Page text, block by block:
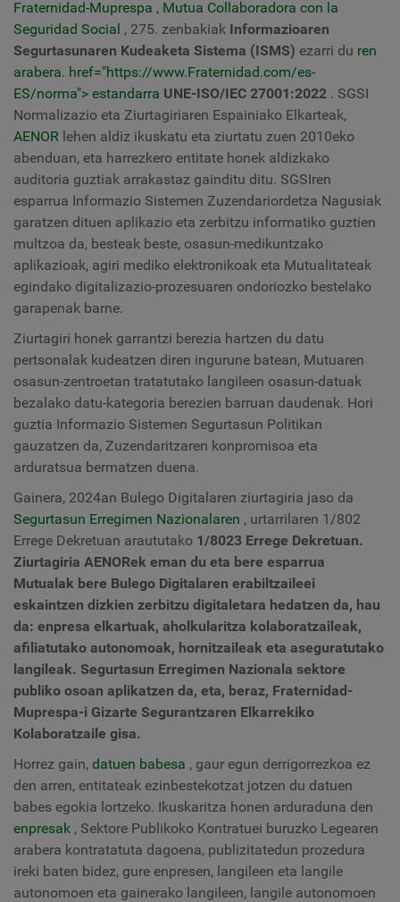
Fraternidad-Muprespa , Mutua Collaboradora con la
Seguridad Social , 275. zenbakiak Informazioaren
Segurtasunaren Kudeaketa Sistema (ISMS) ezarri du ren
arabera. href="https://www.Fraternidad.com/es-
ES/norma"> estandarra UNE-ISO/IEC 27001:2022 . SGSI
Normalizazio eta Ziurtagiriaren Espainiako Elkarteak,
AENOR lehen aldiz ikuskatu eta ziurtatu zuen 2010eko
abenduan, eta harrezkero entitate honek aldizkako
auditoria guztiak arrakastaz gainditu ditu. SGSIren
esparrua Informazio Sistemen Zuzendariordetza Nagusiak
garatzen dituen aplikazio eta zerbitzu informatiko guztien
multzoa da, besteak beste, osasun-medikuntzako
aplikazioak, agiri mediko elektronikoak eta Mutualitateak
egindako digitalizazio-prozesuaren ondoriozko bestelako
garapenak barne.
Ziurtagiri honek garrantzi berezia hartzen du datu
pertsonalak kudeatzen diren ingurune batean, Mutuaren
osasun-zentroetan tratatutako langileen osasun-datuak
bezalako datu-kategoria berezien barruan daudenak. Hori
guztia Informazio Sistemen Segurtasun Politikan
gauzatzen da, Zuzendaritzaren konpromisoa eta
arduratsua bermatzen duena.
Gainera, 2024an Bulego Digitalaren ziurtagiria jaso da
Segurtasun Erregimen Nazionalaren , urtarrilaren 1/802
Errege Dekretuan araututako 1/8023 Errege Dekretuan.
Ziurtagiria AENORek eman du eta bere esparrua
Mutualak bere Bulego Digitalaren erabiltzaileei
eskaintzen dizkien zerbitzu digitaletara hedatzen da, hau
da: enpresa elkartuak, aholkularitza kolaboratzaileak,
afiliatutako autonomoak, hornitzaileak eta aseguratutako
langileak. Segurtasun Erregimen Nazionala sektore
publiko osoan aplikatzen da, eta, beraz, Fraternidad-
Muprespa-i Gizarte Segurantzaren Elkarrekiko
Kolaboratzaile gisa.
Horrez gain, datuen babesa , gaur egun derrigorrezkoa ez
den arren, entitateak ezinbestekotzat jotzen du datuen
babes egokia lortzeko. Ikuskaritza honen arduraduna den
enpresak , Sektore Publikoko Kontratuei buruzko Legearen
arabera kontratatuta dagoena, publizitatedun prozedura
ireki baten bidez, gure enpresen, langileen eta langile
autonomoen eta gainerako langileen, langile autonomoen